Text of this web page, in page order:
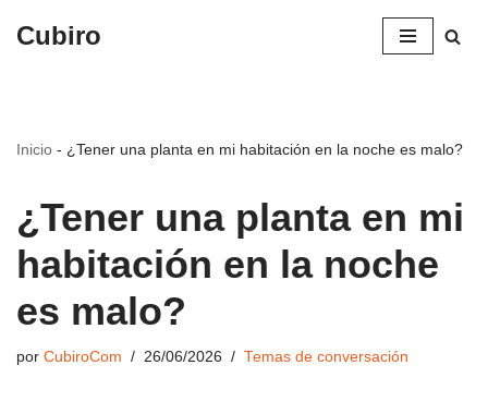
Cubiro
Inicio - ¿Tener una planta en mi habitación en la noche es malo?
¿Tener una planta en mi
habitación en la noche
es malo?
por CubiroCom 26/06/2026 Temas de conversación